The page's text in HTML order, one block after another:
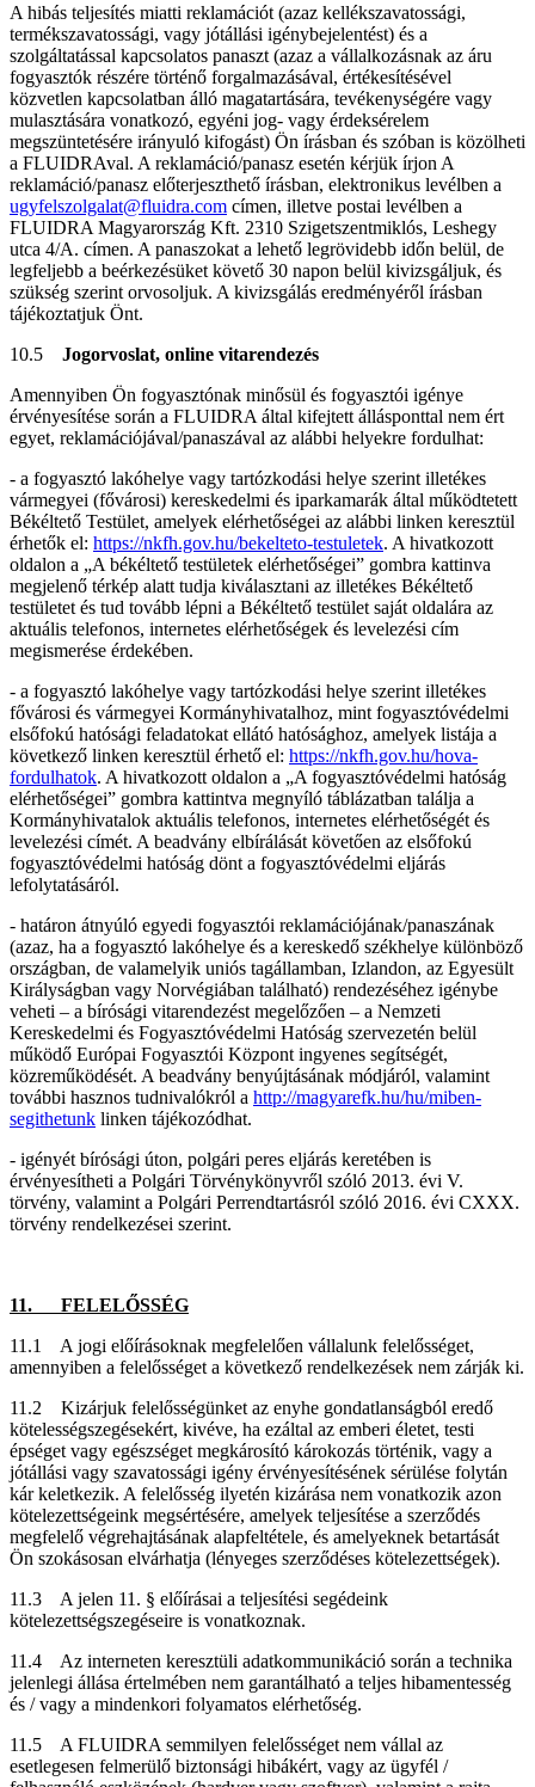
A hibás teljesítés miatti reklamációt (azaz kellékszavatossági,
termékszavatossági, vagy jótállási igénybejelentést) és a
szolgáltatással kapcsolatos panaszt (azaz a vállalkozásnak az áru
fogyasztók részére történő forgalmazásával, értékesítésével
közvetlen kapcsolatban álló magatartására, tevékenységére vagy
mulasztására vonatkozó, egyéni jog- vagy érdeksérelem
megszüntetésére irányuló kifogást) Ön írásban és szóban is közölheti
a FLUIDRAval. A reklamáció/panasz esetén kérjük írjon A
reklamáció/panasz előterjeszthető írásban, elektronikus levélben a
ugyfelszolgalat@fluidra.com címen, illetve postai levélben a
FLUIDRA Magyarország Kft. 2310 Szigetszentmiklós, Leshegy
utca 4/A. címen. A panaszokat a lehető legrövidebb időn belül, de
legfeljebb a beérkezésüket követő 30 napon belül kivizsgáljuk, és
szükség szerint orvosoljuk. A kivizsgálás eredményéről írásban
tájékoztatjuk Önt.
10.5 Jogorvoslat, online vitarendezés
Amennyiben Ön fogyasztónak minősül és fogyasztói igénye
érvényesítése során a FLUIDRA által kifejtett állásponttal nem ért
egyet, reklamációjával/panaszával az alábbi helyekre fordulhat:
- a fogyasztó lakóhelye vagy tartózkodási helye szerint illetékes
vármegyei (fővárosi) kereskedelmi és iparkamarák által működtetett
Békéltető Testület, amelyek elérhetőségei az alábbi linken keresztül
érhetők el: https://nkfh.gov.hu/bekelteto-testuletek. A hivatkozott
oldalon a „A békéltető testületek elérhetőségei” gombra kattinva
megjelenő térkép alatt tudja kiválasztani az illetékes Békéltető
testületet és tud tovább lépni a Békéltető testület saját oldalára az
aktuális telefonos, internetes elérhetőségek és levelezési cím
megismerése érdekében.
- a fogyasztó lakóhelye vagy tartózkodási helye szerint illetékes
fővárosi és vármegyei Kormányhivatalhoz, mint fogyasztóvédelmi
elsőfokú hatósági feladatokat ellátó hatósághoz, amelyek listája a
következő linken keresztül érhető el: https://nkfh.gov.hu/hova-
fordulhatok. A hivatkozott oldalon a „A fogyasztóvédelmi hatóság
elérhetőségei” gombra kattintva megnyíló táblázatban találja a
Kormányhivatalok aktuális telefonos, internetes elérhetőségét és
levelezési címét. A beadvány elbírálását követően az elsőfokú
fogyasztóvédelmi hatóság dönt a fogyasztóvédelmi eljárás
lefolytatásáról.
- határon átnyúló egyedi fogyasztói reklamációjának/panaszának
(azaz, ha a fogyasztó lakóhelye és a kereskedő székhelye különböző
országban, de valamelyik uniós tagállamban, Izlandon, az Egyesült
Királyságban vagy Norvégiában található) rendezéséhez igénybe
veheti – a bírósági vitarendezést megelőzően – a Nemzeti
Kereskedelmi és Fogyasztóvédelmi Hatóság szervezetén belül
működő Európai Fogyasztói Központ ingyenes segítségét,
közreműködését. A beadvány benyújtásának módjáról, valamint
további hasznos tudnivalókról a http://magyarefk.hu/hu/miben-
segithetunk linken tájékozódhat.
- igényét bírósági úton, polgári peres eljárás keretében is
érvényesítheti a Polgári Törvénykönyvről szóló 2013. évi V.
törvény, valamint a Polgári Perrendtartásról szóló 2016. évi CXXX.
törvény rendelkezései szerint.
11. FELELŐSSÉG
11.1 A jogi előírásoknak megfelelően vállalunk felelősséget,
amennyiben a felelősséget a következő rendelkezések nem zárják ki.
11.2 Kizárjuk felelősségünket az enyhe gondatlanságból eredő
kötelességszegésekért, kivéve, ha ezáltal az emberi életet, testi
épséget vagy egészséget megkárosító károkozás történik, vagy a
jótállási vagy szavatossági igény érvényesítésének sérülése folytán
kár keletkezik. A felelősség ilyetén kizárása nem vonatkozik azon
kötelezettségeink megsértésére, amelyek teljesítése a szerződés
megfelelő végrehajtásának alapfeltétele, és amelyeknek betartását
Ön szokásosan elvárhatja (lényeges szerződéses kötelezettségek).
11.3 A jelen 11. § előírásai a teljesítési segédeink
kötelezettségszegéseire is vonatkoznak.
11.4 Az interneten keresztüli adatkommunikáció során a technika
jelenlegi állása értelmében nem garantálható a teljes hibamentesség
és / vagy a mindenkori folyamatos elérhetőség.
11.5 A FLUIDRA semmilyen felelősséget nem vállal az
esetlegesen felmerülő biztonsági hibákért, vagy az ügyfél /